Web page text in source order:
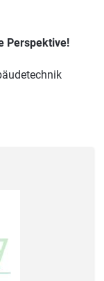
Perspektive!